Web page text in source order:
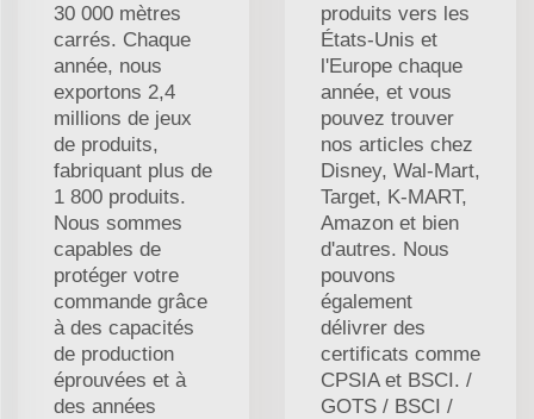
30 000 mètres
carrés. Chaque
année, nous
exportons 2,4
millions de jeux
de produits,
fabriquant plus de
1 800 produits.
Nous sommes
capables de
protéger votre
commande grâce
à des capacités
de production
éprouvées et à
des années
produits vers les
États-Unis et
l'Europe chaque
année, et vous
pouvez trouver
nos articles chez
Disney, Wal-Mart,
Target, K-MART,
Amazon et bien
d'autres. Nous
pouvons
également
délivrer des
certificats comme
CPSIA et BSCI. /
GOTS / BSCI /